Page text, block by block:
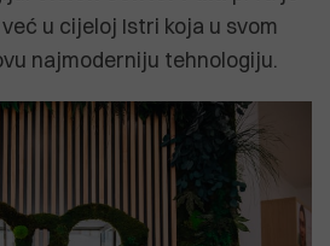
u cijeloj Istri koja u svom
najmoderniju tehnologiju.